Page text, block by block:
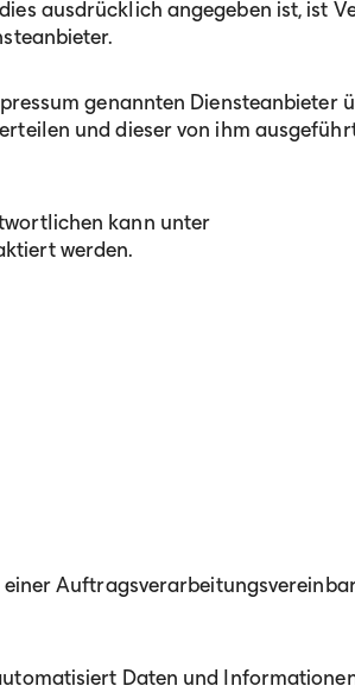
ausdrücklich angegeben ist, ist
genannten Diensteanbieter
und dieser von ihm
kann unter
werden.
Daten und